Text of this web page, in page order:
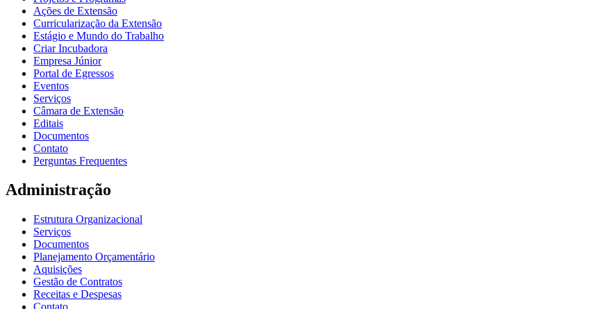
Ações de Extensão
Curricularização da Extensão
Estágio e Mundo do Trabalho
Criar Incubadora
Empresa Júnior
Portal de Egressos
Eventos
Serviços
Câmara de Extensão
Editais
Documentos
Contato
Perguntas Frequentes
Administração
Estrutura Organizacional
Serviços
Documentos
Planejamento Orçamentário
Aquisições
Gestão de Contratos
Receitas e Despesas